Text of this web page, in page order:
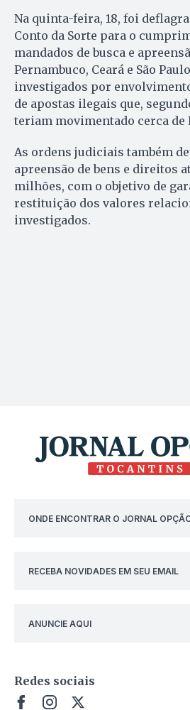
Na quinta-feira, 18, foi
Conto da Sorte para o
mandados de busca e
Pernambuco, Ceará e São
investigados por
de apostas ilegais que,
teriam movimentado cerca de
As ordens judiciais também
apreensão de bens e direitos
milhões, com o objetivo de
restituição dos valores
investigados.
ONDE ENCONTRAR O JORNAL
RECEBA NOVIDADES EM SEU EMAIL
ANUNCIE AQUI
Redes sociais